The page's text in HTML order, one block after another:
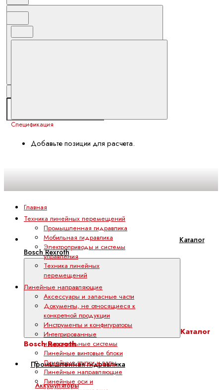
Спецификация
Добавьте позиции для расчета.
Каталог
Bosch Rexroth
Каталог
Bosch Rexroth
Промышленная гидравлика
Аккумуляторы
Главная
Техника линейных перемещений
Промышленная гидравлика
Мобильная гидравлика
Электроприводы и системы
управления
Техника линейных
перемещений
Линейные направляющие
Аксессуары и запасные части
Документы, не относящиеся к
конкретной продукции
Инструменты и конфигураторы
Интегрированные
измерительные системы
Линейные винтовые блоки
Линейные втулки и валы
Линейные направляющие
Линейные оси и